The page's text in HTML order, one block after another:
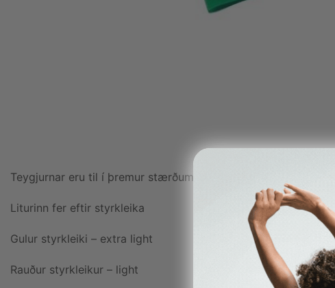
Teygjurnar eru til í þremur stærðum 20,3 – 30,5, – 45,5
Liturinn fer eftir styrkleika
Gulur styrkleiki – extra light
Rauður styrkleikur – light